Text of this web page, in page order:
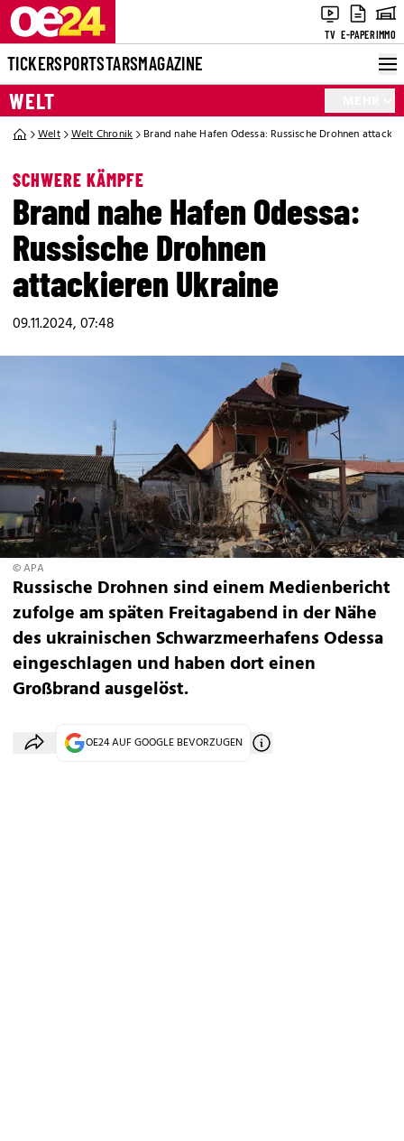
TV E-PAPERIMMO
TICKERSPORTSTARSMAGAZINE
WELT
Welt Welt Chronik Brand nahe Hafen Odessa: Russische Drohnen
SCHWERE KÄMPFE
Brand nahe Hafen Odessa:
Russische Drohnen
attackieren Ukraine
09.11.2024, 07:48
© APA
Russische Drohnen sind einem Medienbericht
zufolge am späten Freitagabend in der Nähe
des ukrainischen Schwarzmeerhafens Odessa
eingeschlagen und haben dort einen
Großbrand ausgelöst.
OE24 AUF GOOGLE BEVORZUGEN